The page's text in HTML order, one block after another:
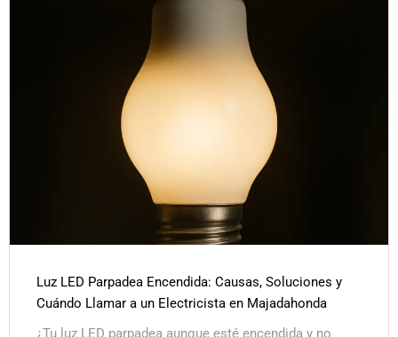
Luz LED Parpadea Encendida: Causas, Soluciones y
Cuándo Llamar a un Electricista en Majadahonda
¿Tu luz LED parpadea aunque esté encendida y no